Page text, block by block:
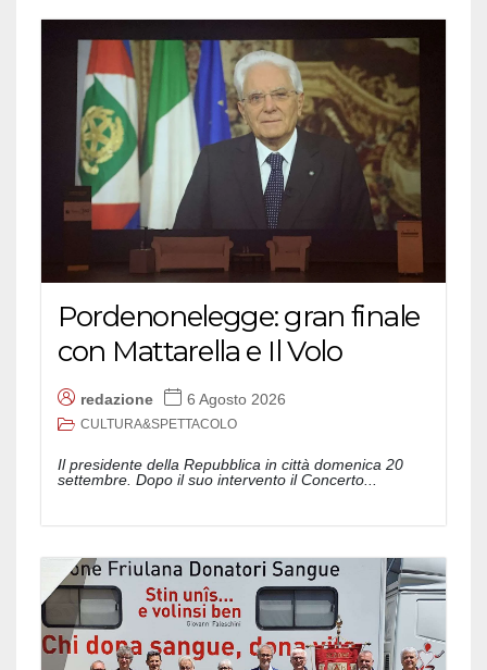
Pordenonelegge: gran finale
con Mattarella e Il Volo
redazione 6 Agosto 2026
CULTURA&SPETTACOLO
Il presidente della Repubblica in città domenica 20
settembre. Dopo il suo intervento il Concerto...